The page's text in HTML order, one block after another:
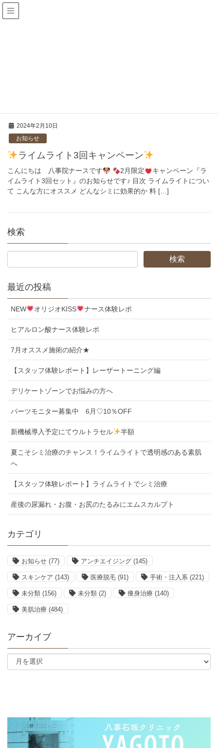
2024年2月10日
お知らせ
ライムライト3回キャンペーン
こんにちは 八事院ナースです 2月限定
キャンペーン『ラ
イムライト3回セット』のお知らせです♪ 目次 ライムライトについ
て こんな方にオススメ どんなシミに効果的か 料 […]
検索
最近の投稿
NEW オリジオKISS ナース体験レポ
ヒアルロン酸ナース体験レポ
7月オススメ施術の紹介★
【スタッフ体験レポート】レーザートーニング編
デリケートゾーンでお悩みの方へ
パーツモニター募集中 6月♡10％OFF
新機械導入予定にてウルトラセル 半額
夏こそシミ治療のチャンス！ライムライトで透明感のある素肌
へ
【スタッフ体験レポート】ライムライトでシミ治療
産後の尿漏れ・お腹・お尻のたるみにエムスカルプト
カテゴリ
お知らせ (77) アンチエイジング (145)
スキンケア (143) 医療脱毛 (91) 手術・注入系 (221)
未分類 (156) 未分類 (2) 痩身治療 (140)
美肌治療 (484)
アーカイブ